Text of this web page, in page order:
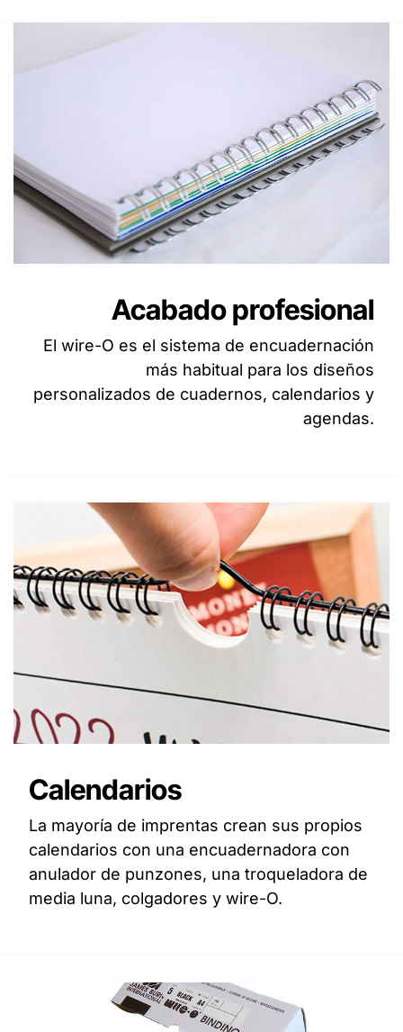
Acabado profesional
El wire-O es el sistema de encuadernación
más habitual para los diseños
personalizados de cuadernos, calendarios y
agendas.
Calendarios
La mayoría de imprentas crean sus propios
calendarios con una encuadernadora con
anulador de punzones, una troqueladora de
media luna, colgadores y wire-O.